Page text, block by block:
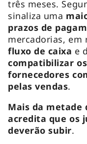
três meses.
sinaliza uma
prazos de
mercadorias, em
fluxo de caixa e
compatibilizar
fornecedores
pelas vendas.
Mais da metade
acredita que os
deverão subir.